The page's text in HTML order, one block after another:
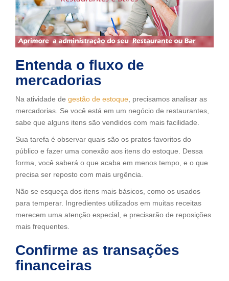
Entenda o fluxo de
mercadorias
Na atividade de gestão de estoque , precisamos analisar as
mercadorias. Se você está em um negócio de restaurantes,
sabe que alguns itens são vendidos com mais facilidade.
Sua tarefa é observar quais são os pratos favoritos do
público e fazer uma conexão aos itens do estoque. Dessa
forma, você saberá o que acaba em menos tempo, e o que
precisa ser reposto com mais urgência.
Não se esqueça dos itens mais básicos, como os usados
para temperar. Ingredientes utilizados em muitas receitas
merecem uma atenção especial, e precisarão de reposições
mais frequentes.
Confirme as transações
financeiras